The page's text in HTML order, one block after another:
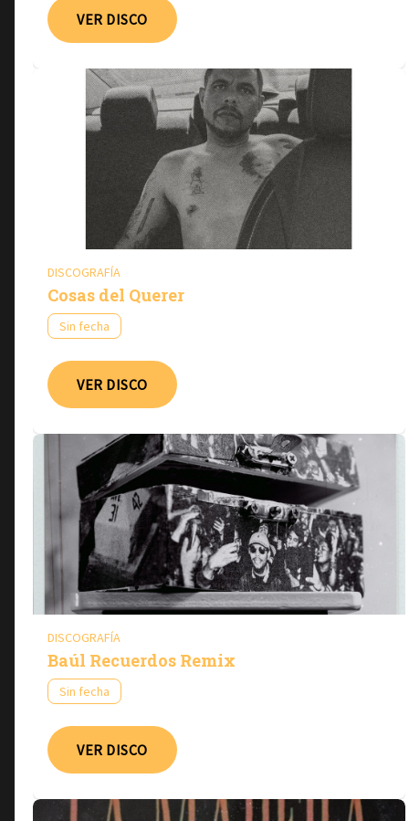
VER DISCO
DISCOGRAFÍA
Cosas del Querer
Sin fecha
VER DISCO
DISCOGRAFÍA
Baúl Recuerdos Remix
Sin fecha
VER DISCO